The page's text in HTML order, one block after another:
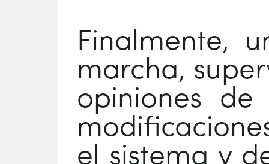
Finalmente,
marcha,
opiniones
el sistema y